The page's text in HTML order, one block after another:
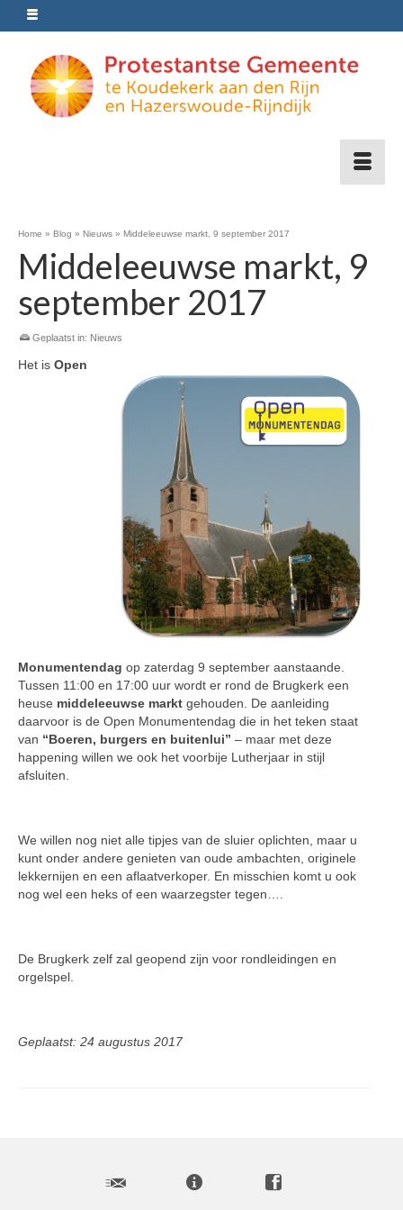
Home » Blog » Nieuws » Middeleeuwse markt, 9 september 2017
Middeleeuwse markt, 9
september 2017
Geplaatst in: Nieuws
Het is Open
Monumentendag op zaterdag 9 september aanstaan­de.
Tussen 11:00 en 17:00 uur wordt er rond de Brugkerk een
heuse middel­eeuwse markt gehouden. De aanleiding
daarvoor is de Open Monumentendag die in het teken staat
van “Boeren, burgers en buitenlui” – maar met deze
happe­ning willen we ook het voorbije Lutherjaar in stijl
afsluiten.
We willen nog niet alle tipjes van de sluier oplichten, maar u
kunt onder andere genieten van oude ambach­ten, originele
lekkernijen en een aflaatverkoper. En misschien komt u ook
nog wel een heks of een waarzegster tegen….
De Brugkerk zelf zal geopend zijn voor rondleidingen en
orgelspel.
Geplaatst: 24 augustus 2017